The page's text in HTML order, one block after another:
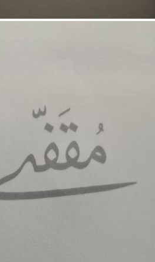
devolveremos la
pronto!